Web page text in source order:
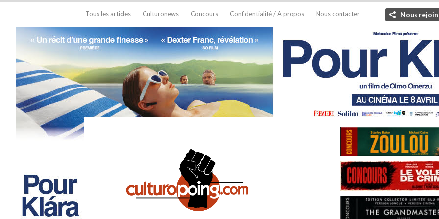
Tous les articles Culturonews Concours Confidentialité / A propos Nous contacter Nous